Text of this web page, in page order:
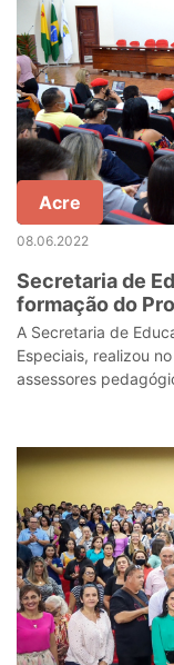
Acre
08.06.2022
Secretaria de
formação do
A Secretaria de
Especiais, realizou
assessores